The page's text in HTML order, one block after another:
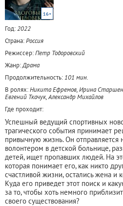
16+
Год:2022
Страна:Россия
Режиссер:Петр Тодоровский
Жанр:Драма
Продолжительность: 101 мин.
В ролях:Никита Ефремов, Ирина
Евгений Ткачук, Александр Михайлов
Где проходит:
Успешный ведущий спортивных
трагического события принимает
привычную жизнь. Он отправляется
волонтером в детской больнице,
детей, ищет пропавших людей. На
которая понимает его, как никто
счастливой жизни, остались жена и
Куда его приведет этот поиск и
за то, чтобы хоть немного
своего существования?